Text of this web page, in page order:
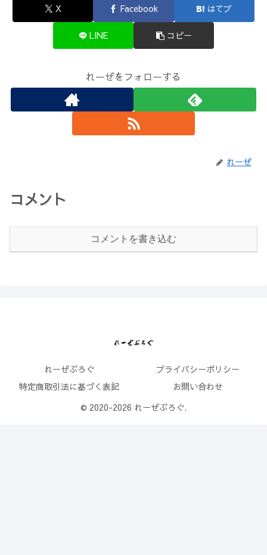
X Facebook はてブ
LINE コピー
れーぜをフォローする
れーぜ
コメント
コメントを書き込む
れーぜぶろぐ
プライバシーポリシー
特定商取引法に基づく表記
お問い合わせ
© 2020-2026 れーぜぶろぐ.